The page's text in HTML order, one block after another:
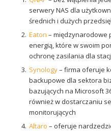
serwery NAS dla
średnich i dużych
Eaton – międzynarodowe
energią, które w swoim
ochronę zasilania dla
Synology– firma oferuje
backupowe dla sektora
bazujących na Microsoft
również w dostarczaniu
monitorujących
Altaro – oferuje